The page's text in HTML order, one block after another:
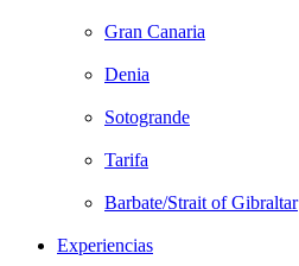
Gran Canaria
Denia
Sotogrande
Tarifa
Barbate/Strait of Gibraltar
Experiencias